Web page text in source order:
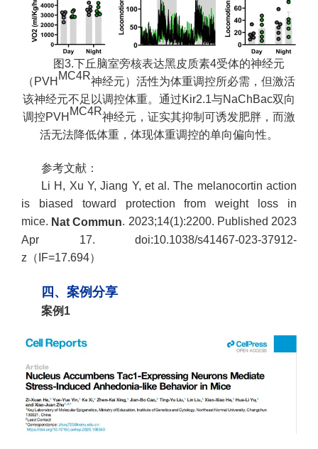
图3.下丘脑室旁核表达黑皮质素4受体的神经元
（PVH MC4R神经元）活性为体重调控所必需，但激活
该神经元不足以调控体重。通过Kir2.1与NaChBac双向
调控PVH MC4R神经元，证实其抑制可诱发肥胖，而激
活无法降低体重，体现体重调控的单向偏向性。
参考文献：
Li H, Xu Y, Jiang Y, et al. The melanocortin action
is biased toward protection from weight loss in
mice. Nat Commun. 2023;14(1):2200. Published 2023
Apr 17. doi:10.1038/s41467-023-37912-
z（IF=17.694）
四、案例分享
案例1